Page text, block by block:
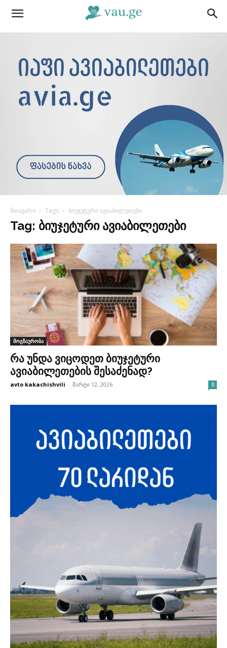
მთავარი Tags ბიუჯეტური ავიაბილეთები
Tag: ბიუჯეტური ავიაბილეთები
მოგზაურობა
რა უნდა ვიცოდეთ ბიუჯეტური
ავიაბილეთების შესაძენად?
avto kakachishvili - მარტი 12, 2026 0